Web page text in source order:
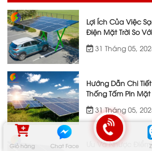
Giỏ hàng Chat Face
Lợi Ích Của Việc
Điện Mặt Trời So
31 Tháng 05,
Hướng Dẫn Chi
Thống Tấm Pin
31 Tháng 05,
Ưu Và Nhược